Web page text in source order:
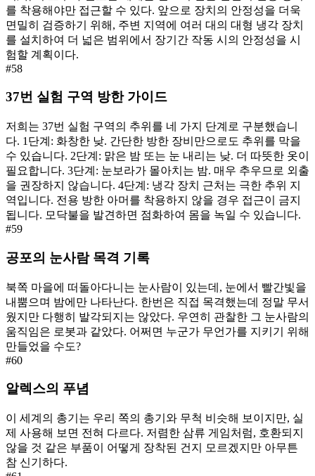
를 착용해야만 접근할 수 있다. 앞으로 장치의 안정성을 더욱
면밀히 검증하기 위해, 주변 지역에 여러 대의 대형 냉각 장치
를 설치하여 더 넓은 범위에서 장기간 작동 시의 안정성을 시
험할 계획이다.
#58
37번 실험 구역 방한 가이드
저희는 37번 실험 구역의 추위를 네 가지 단계로 구분했습니
다. 1단계: 화창한 낮. 간단한 방한 장비만으로도 추위를 막을
수 있습니다. 2단계: 맑은 밤 또는 눈 내리는 낮. 더 따뜻한 옷이
필요합니다. 3단계: 눈보라가 몰아치는 밤. 매우 추우므로 외출
을 권장하지 않습니다. 4단계: 냉각 장치 근처는 극한 추위 지
역입니다. 전용 방한 아머를 착용하지 않을 경우 접근이 금지
됩니다. 모닥불을 발견하면 점화하여 몸을 녹일 수 있습니다.
#59
공포의 눈사람 목격 기록
북쪽 마을에 떠돌아다니는 눈사람이 있는데, 눈에서 빨간빛을
내뿜으며 밤에만 나타난다. 한번은 직접 목격했는데 정말 무서
웠지만 다행히 발각되지는 않았다. 우연히 관찰한 그 눈사람의
움직임은 로봇과 같았다. 어쩌면 누군가 무언가를 지키기 위해
만들었을 수도?
#60
알렉스의 푸념
이 세계의 총기는 우리 쪽의 총기와 무척 비슷해 보이지만, 실
제 사용해 보면 전혀 다르다. 저렴한 삼류 게임처럼, 호환되지
않을 것 같은 부품이 어떻게 장착된 건지 모르겠지만 아무튼
참 신기하다.